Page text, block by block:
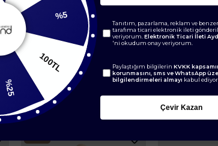
BENZER ÜRÜNLER
100TL
Tanıtım, pazarlama, reklam ve
tarafıma ticari elektronik ileti
veriyorum. Elektronik Ticari İleti
'ni okudum onay veriyorum.
Paylaştığım bilgilerin KVKK
korunmasını, sms ve WhatsApp
bilgilendirmeleri almayı kabul
Çevir Kazan